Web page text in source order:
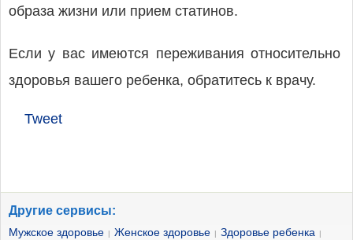
образа жизни или прием статинов.
Если у вас имеются переживания относительно
здоровья вашего ребенка, обратитесь к врачу.
Tweet
Другие сервисы:
Мужское здоровье Женское здоровье Здоровье ребенка